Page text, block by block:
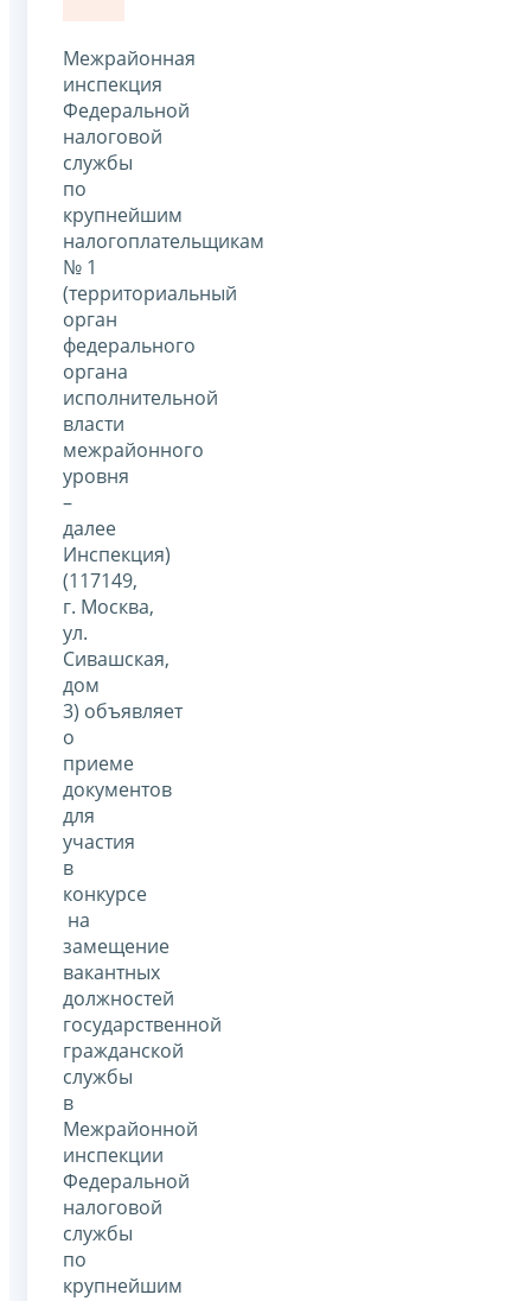
Межрайонная
инспекция
Федеральной
налоговой
службы
по
крупнейшим
налогоплательщикам
№ 1
(территориальный
орган
федерального
органа
исполнительной
власти
межрайонного
уровня
–
далее
Инспекция)
(117149,
г. Москва,
ул.
Сивашская,
дом
3) объявляет
о
приеме
документов
для
участия
в
конкурсе
на
замещение
вакантных
должностей
государственной
гражданской
службы
в
Межрайонной
инспекции
Федеральной
налоговой
службы
по
крупнейшим